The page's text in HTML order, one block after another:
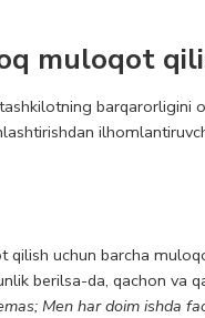
muloqot
uchun barcha
berilsa-da, qachon va
Men har doim ishda